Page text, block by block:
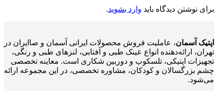
برای نوشتن دیدگاه باید وارد بشوید.
اپتیک آسمان، عاملیت فروش محصولات ایرانی آسمان و صاایران در
تهران، ارائه‌دهنده انواع عینک طبی و آفتابی، لنزهای طبی و رنگی،
تجهیزات اپتیکی، تلسکوپ و دوربین شکاری است. معاینه تخصصی
چشم بزرگسالان و کودکان، مشاوره تخصصی، در این مجموعه ارائه
می‌شود.